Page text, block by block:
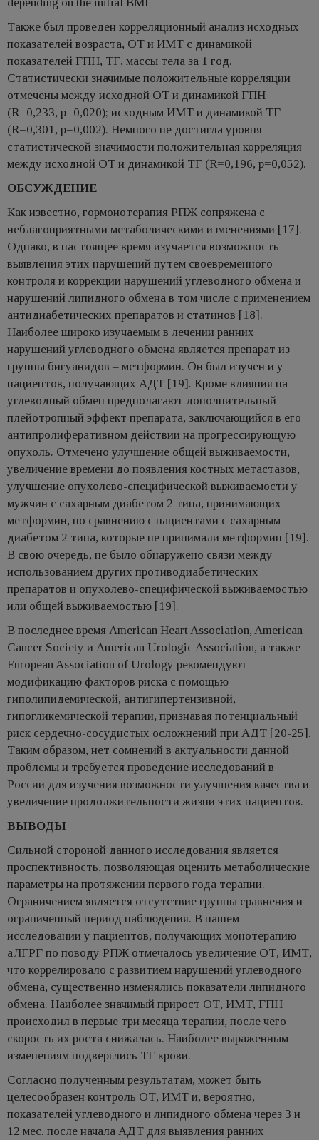
Также был проведен корреляционный анализ исходных
показателей возраста, ОТ и ИМТ с динамикой
показателей ГПН, ТГ, массы тела за 1 год.
Статистически значимые положительные корреляции
отмечены между исходной ОТ и динамикой ГПН
(R=0,233, p=0,020); исходным ИМТ и динамикой ТГ
(R=0,301, p=0,002). Немного не достигла уровня
статистической значимости положительная корреляция
между исходной ОТ и динамикой ТГ (R=0,196, p=0,052).
ОБСУЖДЕНИЕ
Как известно, гормонотерапия РПЖ сопряжена с
неблагоприятными метаболическими изменениями [17].
Однако, в настоящее время изучается возможность
выявления этих нарушений путем своевременного
контроля и коррекции нарушений углеводного обмена и
нарушений липидного обмена в том числе с применением
антидиабетических препаратов и статинов [18].
Наиболее широко изучаемым в лечении ранних
нарушений углеводного обмена является препарат из
группы бигуанидов – метформин. Он был изучен и у
пациентов, получающих АДТ [19]. Кроме влияния на
углеводный обмен предполагают дополнительный
плейотропный эффект препарата, заключающийся в его
антипролиферативном действии на прогрессирующую
опухоль. Отмечено улучшение общей выживаемости,
увеличение времени до появления костных метастазов,
улучшение опухолево-специфической выживаемости у
мужчин с сахарным диабетом 2 типа, принимающих
метформин, по сравнению с пациентами с сахарным
диабетом 2 типа, которые не принимали метформин [19].
В свою очередь, не было обнаружено связи между
использованием других противодиабетических
препаратов и опухолево-специфической выживаемостью
или общей выживаемостью [19].
В последнее время American Heart Association, American
Cancer Society и American Urologic Association, а также
European Association of Urology рекомендуют
модификацию факторов риска с помощью
гиполипидемической, антигипертензивной,
гипогликемической терапии, признавая потенциальный
риск сердечно-сосудистых осложнений при АДТ [20-25].
Таким образом, нет сомнений в актуальности данной
проблемы и требуется проведение исследований в
России для изучения возможности улучшения качества и
увеличение продолжительности жизни этих пациентов.
ВЫВОДЫ
Сильной стороной данного исследования является
проспективность, позволяющая оценить метаболические
параметры на протяжении первого года терапии.
Ограничением является отсутствие группы сравнения и
ограниченный период наблюдения. В нашем
исследовании у пациентов, получающих монотерапию
аЛГРГ по поводу РПЖ отмечалось увеличение ОТ, ИМТ,
что коррелировало с развитием нарушений углеводного
обмена, существенно изменялись показатели липидного
обмена. Наиболее значимый прирост ОТ, ИМТ, ГПН
происходил в первые три месяца терапии, после чего
скорость их роста снижалась. Наиболее выраженным
изменениям подверглись ТГ крови.
Согласно полученным результатам, может быть
целесообразен контроль ОТ, ИМТ и, вероятно,
показателей углеводного и липидного обмена через 3 и
12 мес. после начала АДТ для выявления ранних